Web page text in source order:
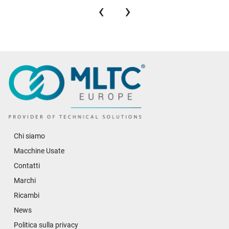
‹ ›
Ricambi
News
Chi siamo
Marchi
Macchine Usate
Contatti
Politica sulla privacy